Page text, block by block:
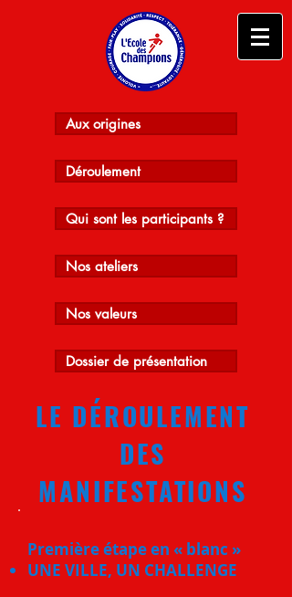
Aux origines
Déroulement
Qui sont les participants ?
Nos ateliers
Nos valeurs
Dossier de présentation
LE DÉROULEMENT
DES
MANIFESTATIONS
Première étape en « blanc »
UNE VILLE, UN CHALLENGE